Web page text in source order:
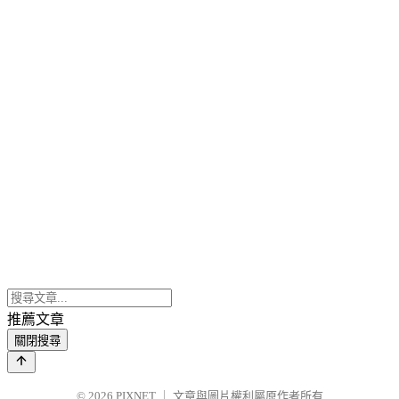
推薦文章
關閉搜尋
© 2026 PIXNET 文章與圖片權利屬原作者所有